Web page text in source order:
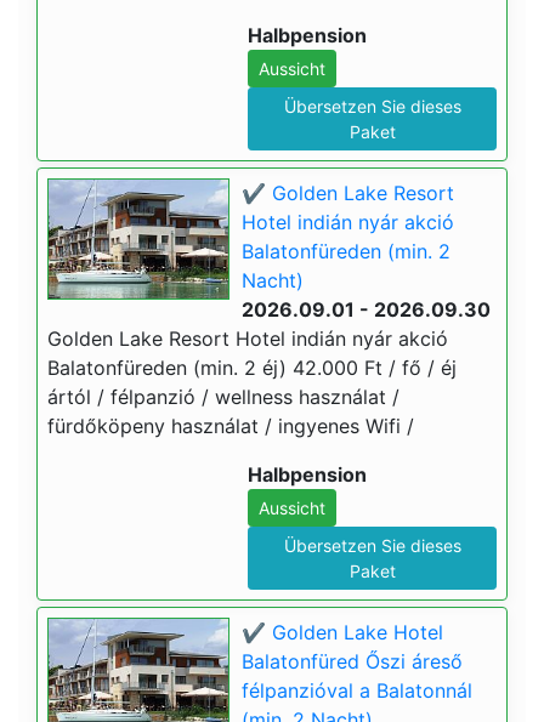
Halbpension
Aussicht
Übersetzen Sie dieses
Paket
✔️ Golden Lake Resort
Hotel indián nyár akció
Balatonfüreden (min. 2
Nacht)
2026.09.01 - 2026.09.30
Golden Lake Resort Hotel indián nyár akció
Balatonfüreden (min. 2 éj) 42.000 Ft / fő / éj
ártól / félpanzió / wellness használat /
fürdőköpeny használat / ingyenes Wifi /
Halbpension
Aussicht
Übersetzen Sie dieses
Paket
✔️ Golden Lake Hotel
Balatonfüred Őszi áreső
félpanzióval a Balatonnál